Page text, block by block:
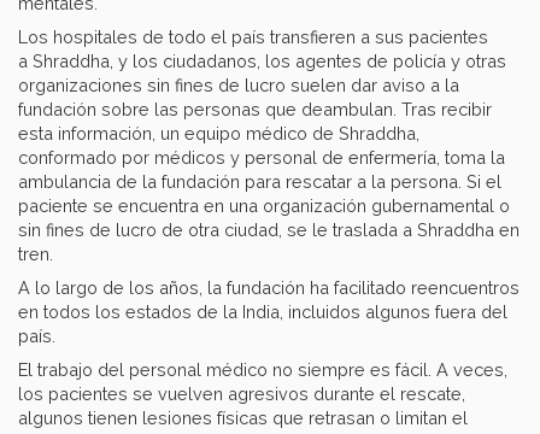
Los hospitales de todo el país transfieren a sus pacientes
a Shraddha, y los ciudadanos, los agentes de policía y otras
organizaciones sin fines de lucro suelen dar aviso a la
fundación sobre las personas que deambulan. Tras recibir
esta información, un equipo médico de Shraddha,
conformado por médicos y personal de enfermería, toma la
ambulancia de la fundación para rescatar a la persona. Si el
paciente se encuentra en una organización gubernamental o
sin fines de lucro de otra ciudad, se le traslada a Shraddha en
tren.
A lo largo de los años, la fundación ha facilitado reencuentros
en todos los estados de la India, incluidos algunos fuera del
país.
El trabajo del personal médico no siempre es fácil. A veces,
los pacientes se vuelven agresivos durante el rescate,
algunos tienen lesiones físicas que retrasan o limitan el